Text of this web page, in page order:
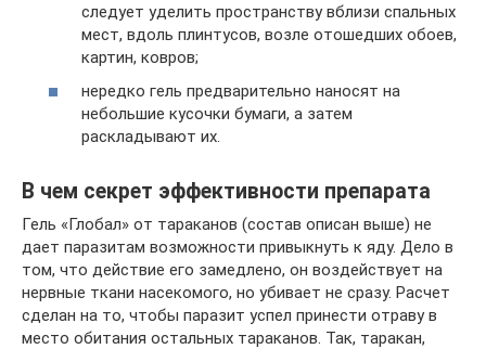
следует уделить пространству вблизи спальных
мест, вдоль плинтусов, возле отошедших обоев,
картин, ковров;
нередко гель предварительно наносят на
небольшие кусочки бумаги, а затем
раскладывают их.
В чем секрет эффективности препарата
Гель «Глобал» от тараканов (состав описан выше) не
дает паразитам возможности привыкнуть к яду. Дело в
том, что действие его замедлено, он воздействует на
нервные ткани насекомого, но убивает не сразу. Расчет
сделан на то, чтобы паразит успел принести отраву в
место обитания остальных тараканов. Так, таракан,